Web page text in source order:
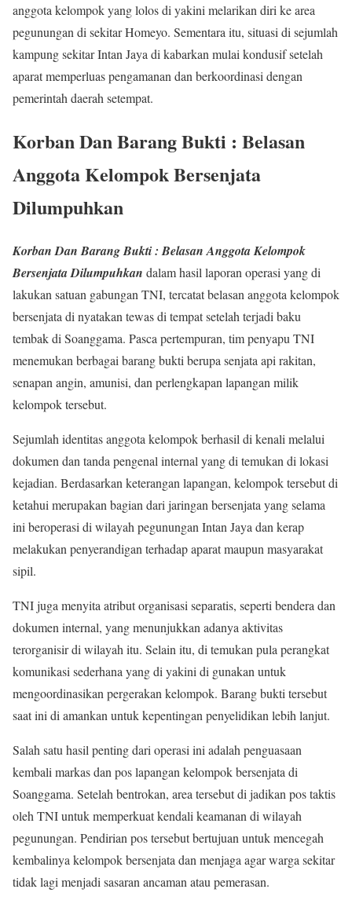
anggota kelompok yang lolos di yakini melarikan diri ke area
pegunungan di sekitar Homeyo. Sementara itu, situasi di sejumlah
kampung sekitar Intan Jaya di kabarkan mulai kondusif setelah
aparat memperluas pengamanan dan berkoordinasi dengan
pemerintah daerah setempat.
Korban Dan Barang Bukti : Belasan
Anggota Kelompok Bersenjata
Dilumpuhkan
Korban Dan Barang Bukti : Belasan Anggota Kelompok
Bersenjata Dilumpuhkan dalam hasil laporan operasi yang di
lakukan satuan gabungan TNI, tercatat belasan anggota kelompok
bersenjata di nyatakan tewas di tempat setelah terjadi baku
tembak di Soanggama. Pasca pertempuran, tim penyapu TNI
menemukan berbagai barang bukti berupa senjata api rakitan,
senapan angin, amunisi, dan perlengkapan lapangan milik
kelompok tersebut.
Sejumlah identitas anggota kelompok berhasil di kenali melalui
dokumen dan tanda pengenal internal yang di temukan di lokasi
kejadian. Berdasarkan keterangan lapangan, kelompok tersebut di
ketahui merupakan bagian dari jaringan bersenjata yang selama
ini beroperasi di wilayah pegunungan Intan Jaya dan kerap
melakukan penyerandigan terhadap aparat maupun masyarakat
sipil.
TNI juga menyita atribut organisasi separatis, seperti bendera dan
dokumen internal, yang menunjukkan adanya aktivitas
terorganisir di wilayah itu. Selain itu, di temukan pula perangkat
komunikasi sederhana yang di yakini di gunakan untuk
mengoordinasikan pergerakan kelompok. Barang bukti tersebut
saat ini di amankan untuk kepentingan penyelidikan lebih lanjut.
Salah satu hasil penting dari operasi ini adalah penguasaan
kembali markas dan pos lapangan kelompok bersenjata di
Soanggama. Setelah bentrokan, area tersebut di jadikan pos taktis
oleh TNI untuk memperkuat kendali keamanan di wilayah
pegunungan. Pendirian pos tersebut bertujuan untuk mencegah
kembalinya kelompok bersenjata dan menjaga agar warga sekitar
tidak lagi menjadi sasaran ancaman atau pemerasan.